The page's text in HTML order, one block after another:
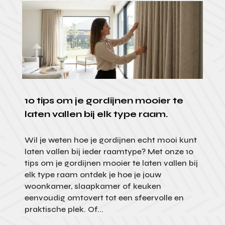
10 tips om je gordijnen mooier te
laten vallen bij elk type raam.
Wil je weten hoe je gordijnen echt mooi kunt
laten vallen bij ieder raamtype? Met onze 10
tips om je gordijnen mooier te laten vallen bij
elk type raam ontdek je hoe je jouw
woonkamer, slaapkamer of keuken
eenvoudig omtovert tot een sfeervolle en
praktische plek. Of...